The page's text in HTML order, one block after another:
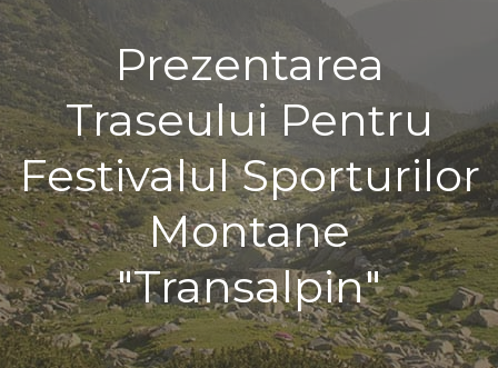
Prezentarea
Traseului Pentru
Festivalul Sporturilor
Montane
"Transalpin"